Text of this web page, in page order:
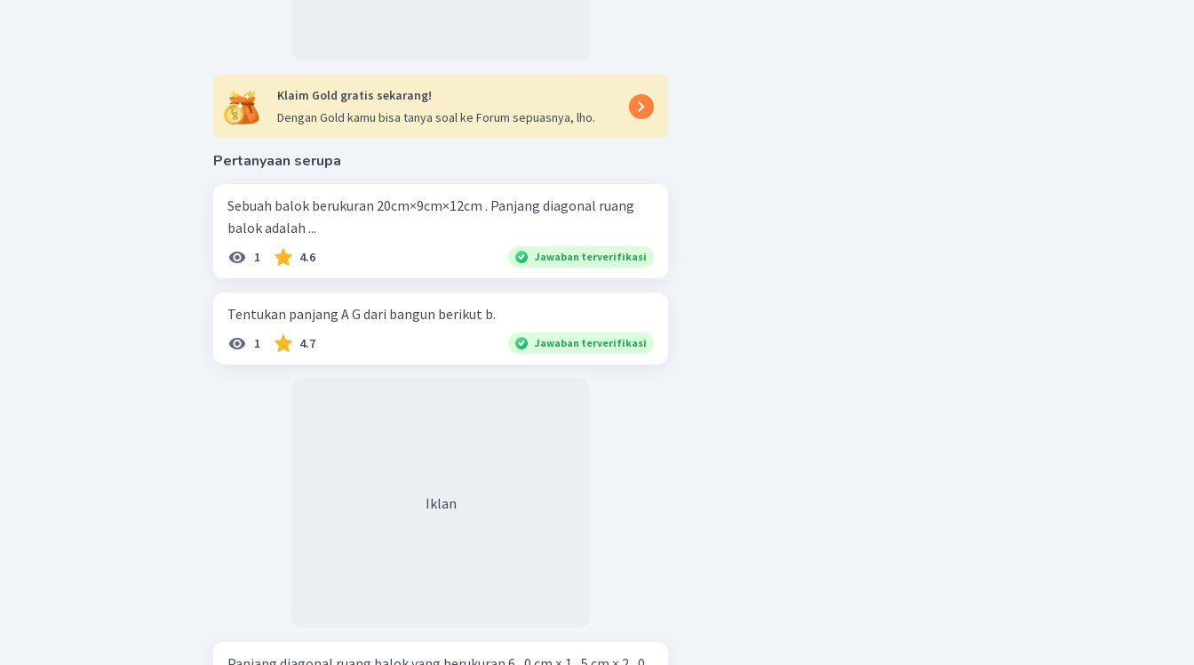
Klaim Gold gratis sekarang!
Dengan Gold kamu bisa tanya soal ke Forum sepuasnya, lho.
Pertanyaan serupa
Sebuah balok berukuran 20cm×9cm×12cm . Panjang diagonal ruang
balok adalah ...
1 4.6 Jawaban terverifikasi
Tentukan panjang A G dari bangun berikut b.
1 4.7 Jawaban terverifikasi
Iklan